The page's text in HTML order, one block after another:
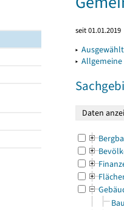
seit 01.01.2019
▸
▸